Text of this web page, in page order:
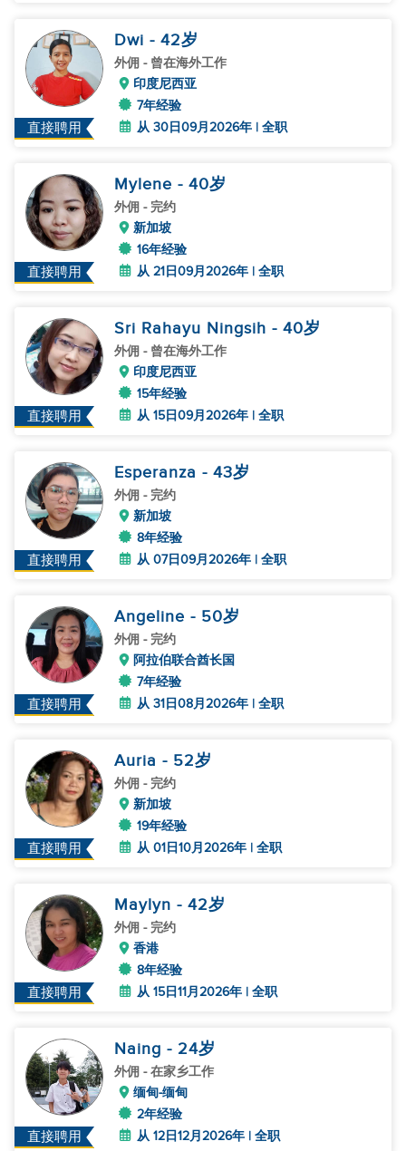
直接聘用
Dwi - 42岁
外佣 - 曾在海外工作
印度尼西亚
7年经验
从 30日09月2026年 | 全职
直接聘用
Mylene - 40岁
外佣 - 完约
新加坡
16年经验
从 21日09月2026年 | 全职
直接聘用
Sri Rahayu Ningsih - 40岁
外佣 - 曾在海外工作
印度尼西亚
15年经验
从 15日09月2026年 | 全职
直接聘用
Esperanza - 43岁
外佣 - 完约
新加坡
8年经验
从 07日09月2026年 | 全职
直接聘用
Angeline - 50岁
外佣 - 完约
阿拉伯联合酋长国
7年经验
从 31日08月2026年 | 全职
直接聘用
Auria - 52岁
外佣 - 完约
新加坡
19年经验
从 01日10月2026年 | 全职
直接聘用
Maylyn - 42岁
外佣 - 完约
香港
8年经验
从 15日11月2026年 | 全职
直接聘用
Naing - 24岁
外佣 - 在家乡工作
缅甸-缅甸
2年经验
从 12日12月2026年 | 全职